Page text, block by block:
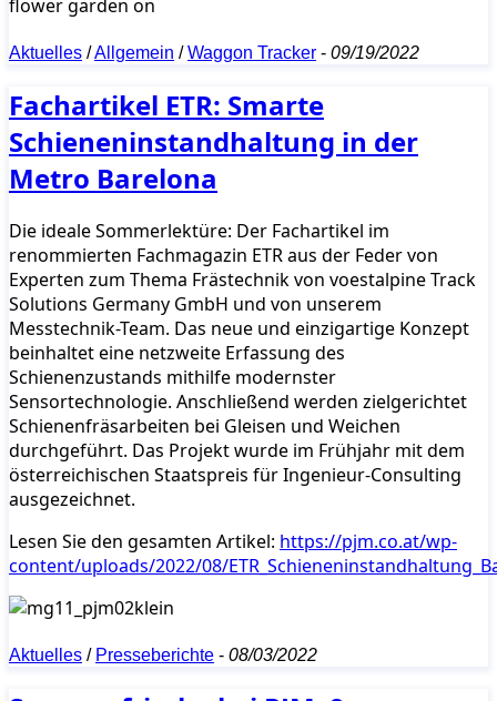
Aktuelles /Allgemein /Waggon Tracker - 09/19/2022
Fachartikel ETR: Smarte
Schieneninstandhaltung in der
Metro Barelona
Die ideale Sommerlektüre: Der Fachartikel im
renommierten Fachmagazin ETR aus der Feder von
Experten zum Thema Frästechnik von voestalpine Track
Solutions Germany GmbH und von unserem
Messtechnik-Team. Das neue und einzigartige Konzept
beinhaltet eine netzweite Erfassung des
Schienenzustands mithilfe modernster
Sensortechnologie. Anschließend werden zielgerichtet
Schienenfräsarbeiten bei Gleisen und Weichen
durchgeführt. Das Projekt wurde im Frühjahr mit dem
österreichischen Staatspreis für Ingenieur-Consulting
ausgezeichnet.
Lesen Sie den gesamten Artikel: https://pjm.co.at/wp-
content/uploads/2022/08/
Aktuelles / Presseberichte - 08/03/2022